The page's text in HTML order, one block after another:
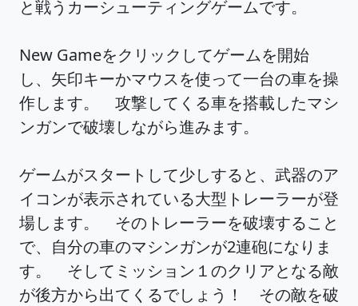
と戦うカーシューティングゲームです。
New Gameをクリックしてゲームを開始
し、矢印キーかマウスを使って一台の車を操
作します。 攻撃してくる車を搭載したマシ
ンガンで破壊しながら進みます。
ゲームがスタートして少しすると、武器のア
イコンが表示されている大型トレーラーが登
場します。 そのトレーラーを破壊すること
で、自分の車のマシンガンが2連砲になりま
す。 そしてミッション１のクリアとなる敵
が後方から出てくるでしょう！ その敵を破